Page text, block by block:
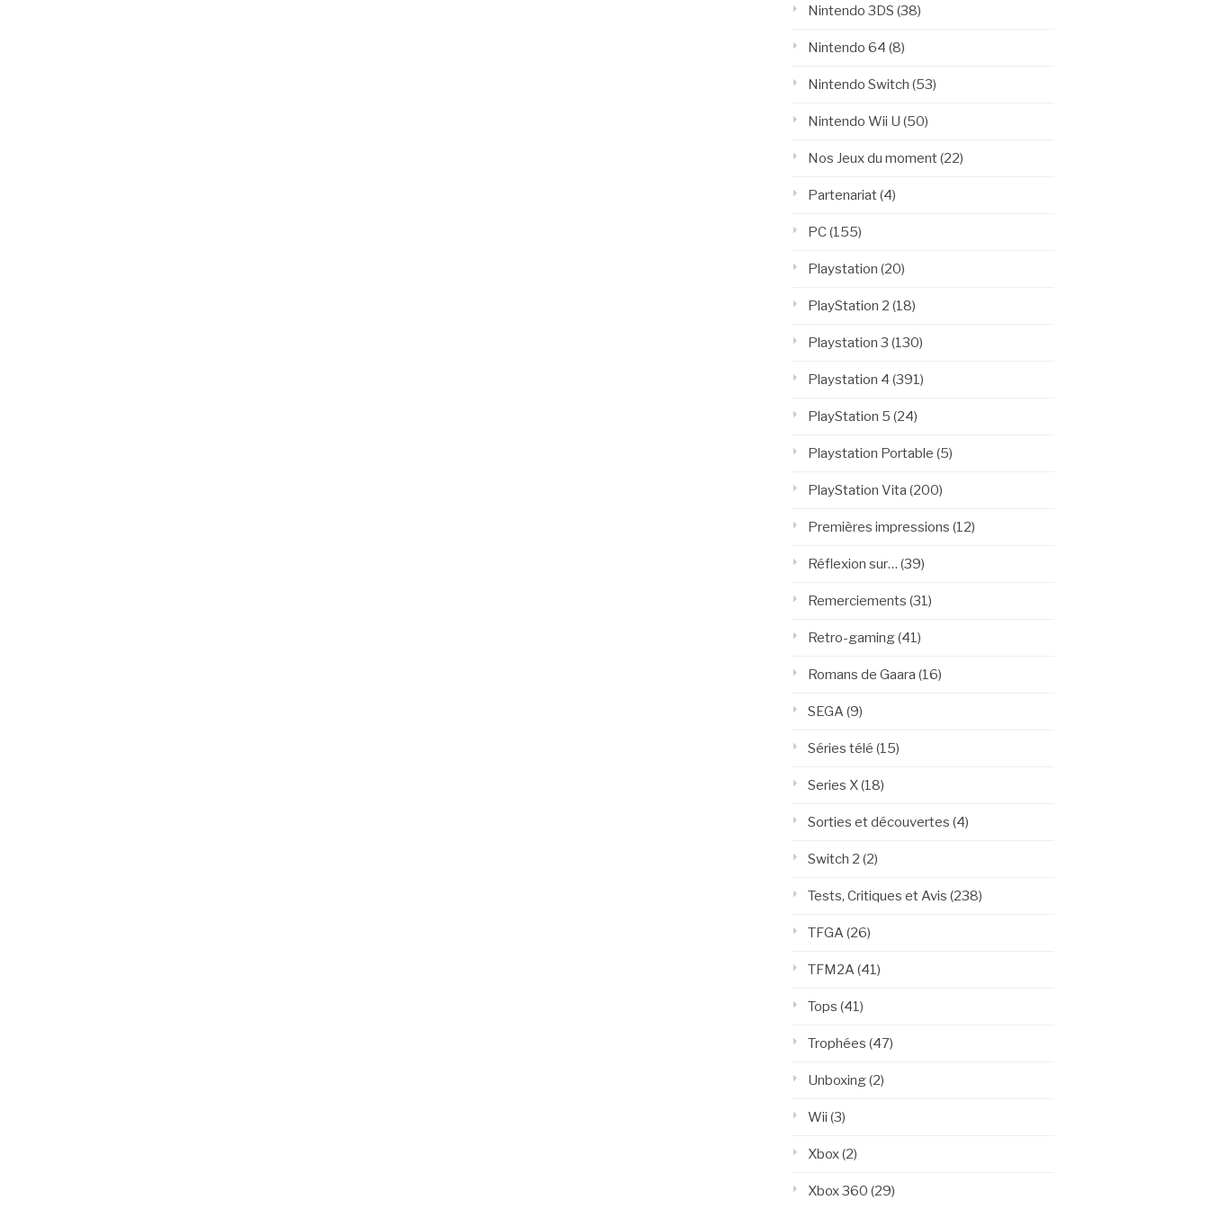
Nintendo 3DS (38)
Nintendo 64 (8)
Nintendo Switch (53)
Nintendo Wii U (50)
Nos Jeux du moment(22)
Partenariat(4)
PC(155)
Playstation (20)
PlayStation 2 (18)
Playstation 3 (130)
Playstation 4 (391)
PlayStation 5 (24)
Playstation Portable (5)
PlayStation Vita (200)
Premières impressions (12)
Réflexion sur… (39)
Remerciements (31)
Retro-gaming(41)
Romans de Gaara (16)
SEGA (9)
Séries télé (15)
Series X(18)
Sorties et découvertes (4)
Switch 2 (2)
Tests, Critiques et Avis (238)
TFGA (26)
TFM2A (41)
Tops (41)
Trophées (47)
Unboxing(2)
Wii (3)
Xbox(2)
Xbox 360 (29)